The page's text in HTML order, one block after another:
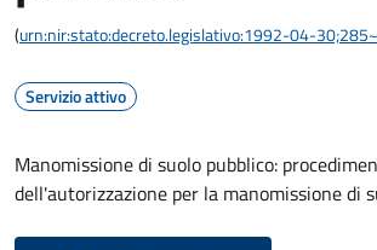
(urn:nir:stato:decreto.legislativo:1992-04-
Servizio attivo
Manomissione di suolo pubblico:
dell'autorizzazione per la manomissione di